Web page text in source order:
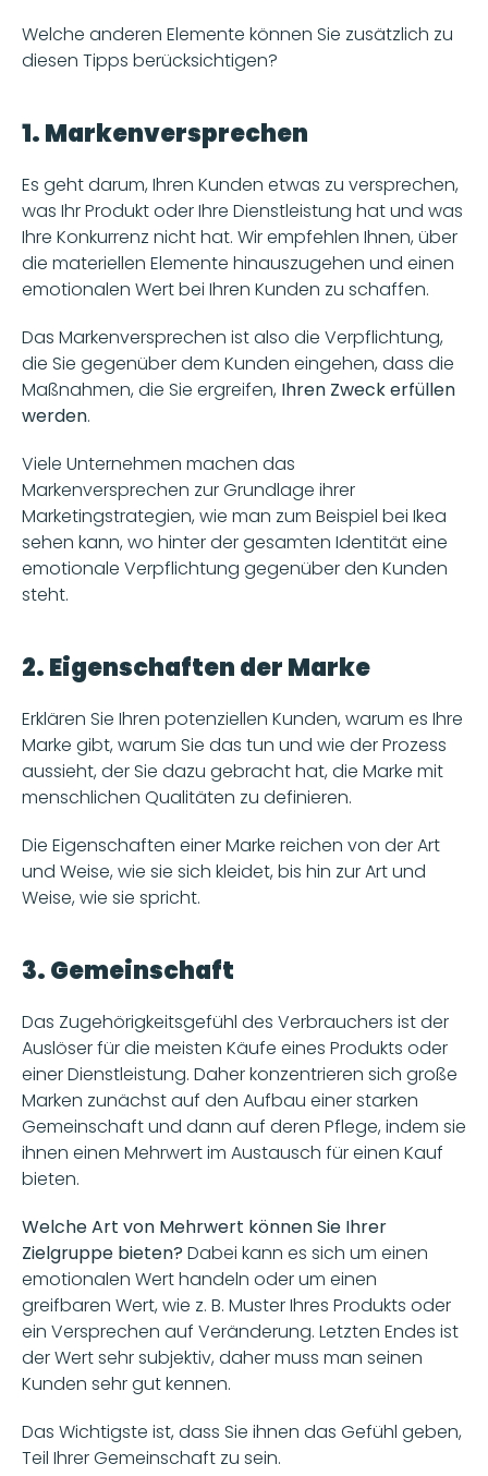
Welche anderen Elemente können Sie zusätzlich zu
diesen Tipps berücksichtigen?
1. Markenversprechen
Es geht darum, Ihren Kunden etwas zu versprechen,
was Ihr Produkt oder Ihre Dienstleistung hat und was
Ihre Konkurrenz nicht hat. Wir empfehlen Ihnen, über
die materiellen Elemente hinauszugehen und einen
emotionalen Wert bei Ihren Kunden zu schaffen.
Das Markenversprechen ist also die Verpflichtung,
die Sie gegenüber dem Kunden eingehen, dass die
Maßnahmen, die Sie ergreifen, Ihren Zweck erfüllen
werden.
Viele Unternehmen machen das
Markenversprechen zur Grundlage ihrer
Marketingstrategien, wie man zum Beispiel bei Ikea
sehen kann, wo hinter der gesamten Identität eine
emotionale Verpflichtung gegenüber den Kunden
steht.
2. Eigenschaften der Marke
Erklären Sie Ihren potenziellen Kunden, warum es Ihre
Marke gibt, warum Sie das tun und wie der Prozess
aussieht, der Sie dazu gebracht hat, die Marke mit
menschlichen Qualitäten zu definieren.
Die Eigenschaften einer Marke reichen von der Art
und Weise, wie sie sich kleidet, bis hin zur Art und
Weise, wie sie spricht.
3. Gemeinschaft
Das Zugehörigkeitsgefühl des Verbrauchers ist der
Auslöser für die meisten Käufe eines Produkts oder
einer Dienstleistung. Daher konzentrieren sich große
Marken zunächst auf den Aufbau einer starken
Gemeinschaft und dann auf deren Pflege, indem sie
ihnen einen Mehrwert im Austausch für einen Kauf
bieten.
Welche Art von Mehrwert können Sie Ihrer
Zielgruppe bieten? Dabei kann es sich um einen
emotionalen Wert handeln oder um einen
greifbaren Wert, wie z. B. Muster Ihres Produkts oder
ein Versprechen auf Veränderung. Letzten Endes ist
der Wert sehr subjektiv, daher muss man seinen
Kunden sehr gut kennen.
Das Wichtigste ist, dass Sie ihnen das Gefühl geben,
Teil Ihrer Gemeinschaft zu sein.